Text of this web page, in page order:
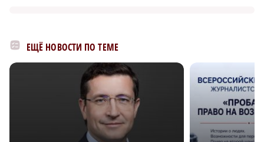
ЕЩЁ НОВОСТИ ПО ТЕМЕ